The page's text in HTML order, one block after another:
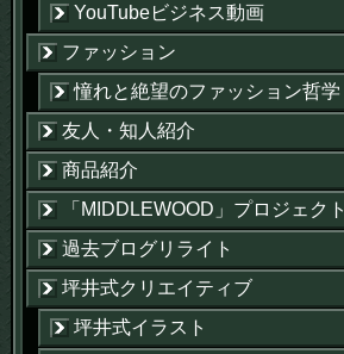
YouTubeビジネス動画
ファッション
憧れと絶望のファッション哲学
友人・知人紹介
商品紹介
「MIDDLEWOOD」プロジェクト
過去ブログリライト
坪井式クリエイティブ
坪井式イラスト